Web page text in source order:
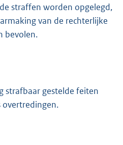
straffen worden opgelegd,
van de rechterlijke
bevolen.
strafbaar gestelde feiten
overtredingen.